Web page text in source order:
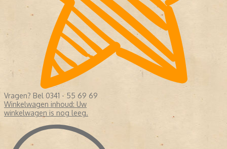
Vragen? Bel 0341 - 55 69 69
Winkelwagen inhoud: Uw
winkelwagen is nog leeg.